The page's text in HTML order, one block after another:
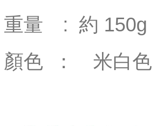
重量 : 約 150g
顏色 ： 米白色